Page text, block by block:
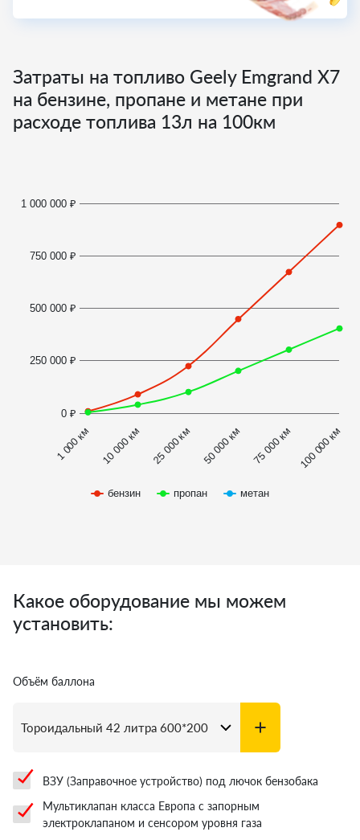
Затраты на топливо Geely Emgrand X7
на бензине, пропане и метане при
расходе топлива 13л на 100км
бензин пропан метан
1 000 км 10 000 км 25 000 км 50 000 км 75 000 км 100 000 км
0 ₽
1 000 000 ₽
250 000 ₽
500 000 ₽
750 000 ₽
Какое оборудование мы можем
установить:
Объём баллона
ВЗУ (Заправочное устройство) под лючок бензобака
Мультиклапан класса Европа с запорным
электроклапаном и сенсором уровня газа